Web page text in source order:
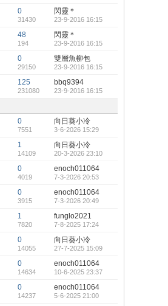
0
31430
閃靈＊
23-9-2016 16:15
48
194
閃靈＊
23-9-2016 16:15
0
29150
雙層魚柳包
23-9-2016 16:15
125
231080
bbq9394
23-9-2016 16:15
0
7551
向日葵小冷
3-6-2026 15:29
1
14109
向日葵小冷
20-3-2026 23:10
0
4019
enoch011064
7-3-2026 20:53
0
3915
enoch011064
7-3-2026 20:49
1
7820
funglo2021
7-8-2025 17:24
0
14055
向日葵小冷
27-7-2025 15:09
0
14634
enoch011064
10-6-2025 23:37
0
14237
enoch011064
5-6-2025 21:00